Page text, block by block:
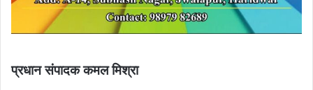
प्रधान संपादक कमल मिश्रा